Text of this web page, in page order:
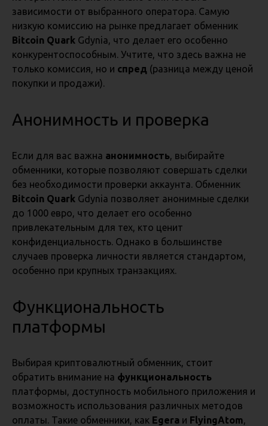
зависимости от выбранного оператора. Самую
низкую комиссию на рынке предлагает обменник
Bitcoin Quark Gdynia, что делает его особенно
конкурентоспособным. Учтите, что здесь важна не
только комиссия, но и спред (разница между ценой
покупки и продажи).
Анонимность и проверка
Если для вас важна анонимность, выбирайте
обменники, которые позволяют совершать сделки
без необходимости проверки аккаунта. Обменник
Bitcoin Quark Gdynia позволяет анонимные сделки
до 1000 евро, что делает его особенно
привлекательным для тех, кто ценит
конфиденциальность. Однако в большинстве
случаев проверка личности является стандартом,
особенно при крупных транзакциях.
Функциональность
платформы
Выбирая криптовалютный обменник, стоит
обратить внимание на функциональность
платформы, доступность мобильного приложения и
возможность использования различных методов
оплаты. Такие обменники, как Egera и FlyingAtom,